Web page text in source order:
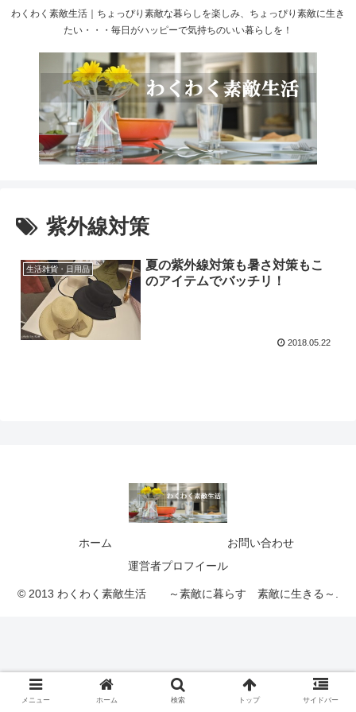
わくわく素敵生活｜ちょっぴり素敵な暮らしを楽しみ、ちょっぴり素敵に生き
たい・・・毎日がハッピーで気持ちのいい暮らしを！
紫外線対策
生活雑貨・日用品
夏の紫外線対策も暑さ対策もこ
のアイテムでバッチリ！
2018.05.22
ホーム
お問い合わせ
運営者プロフイール
© 2013 わくわく素敵生活 ～素敵に暮らす 素敵に生きる～.
メニュー ホーム 検索 トップ サイドバー